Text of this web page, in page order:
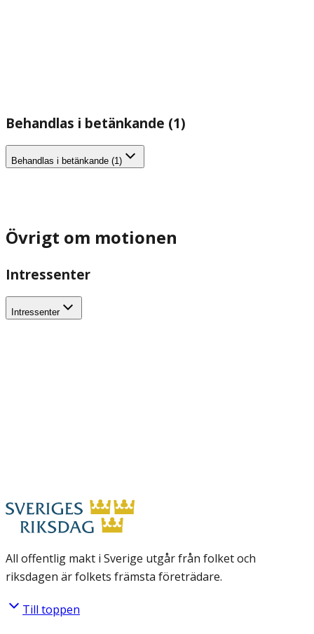
Behandlas i betänkande (1)
Behandlas i betänkande (1)
Övrigt om motionen
Intressenter
Intressenter
All offentlig makt i Sverige utgår från folket och
riksdagen är folkets främsta företrädare.
Till toppen